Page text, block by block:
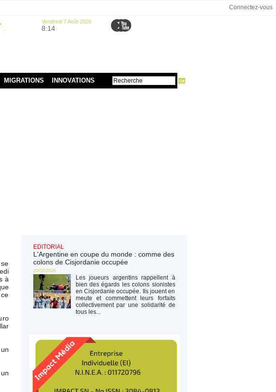
Connectez-vous
Vendredi 7 Août 2026
8:14
MIGRATIONS INNOVATIONS
à
EDITORIAL
L'Argentine en coupe du monde : comme des
colons de Cisjordanie occupée
20/07/2026
Les joueurs argentins rappellent à
bien des égards les colons sionistes
en Cisjordanie occupée. Ils jouent en
meute et commettent leurs forfaits
collectivement par une solidarité de
tous les...